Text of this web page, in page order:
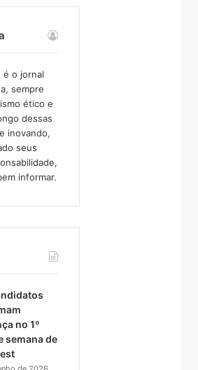
é o jornal
sempre
ético e
dessas
inovando,
seus
informar.​
no 1º
semana de